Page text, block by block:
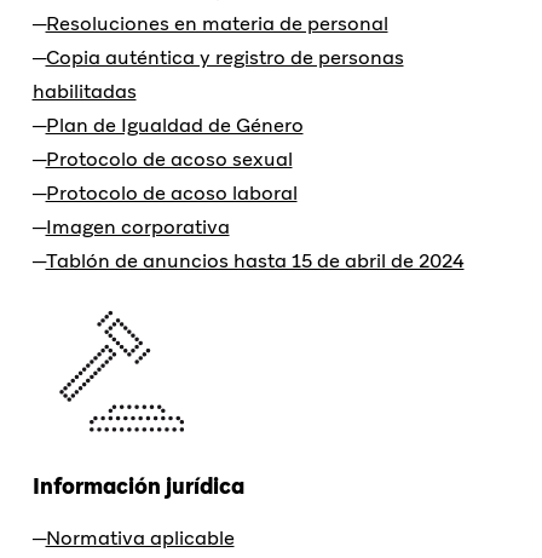
Resoluciones en materia de personal
Copia auténtica y registro de personas
habilitadas
Plan de Igualdad de Género
Protocolo de acoso sexual
Protocolo de acoso laboral
Imagen corporativa
Tablón de anuncios hasta 15 de abril de 2024
Información jurídica
Normativa aplicable